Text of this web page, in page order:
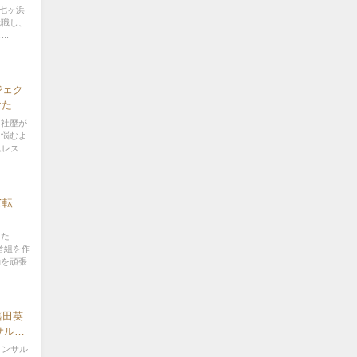
ヶ浜
し、
ク
』
NTT
ー
歴が
むよ
ス...
転
組を作
頑張
田英
テ
株
サル